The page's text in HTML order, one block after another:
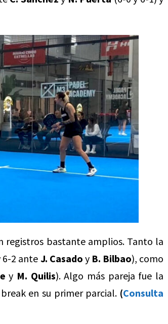
registros bastante amplios. Tanto la
6-2 anteJ. Casado y B. Bilbao), como
y M. Quilis). Algo más pareja fue la
en su primer parcial. (Consulta